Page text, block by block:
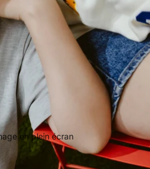
en plein écran